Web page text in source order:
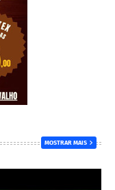
MOSTRAR MAIS